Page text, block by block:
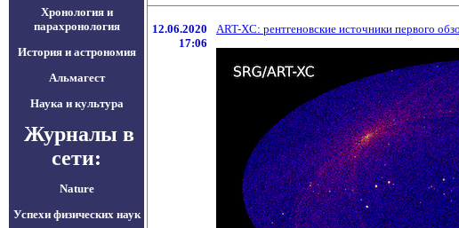
Хронология и
парахронология
История и астрономия
Альмагест
Наука и культура
Журналы в
сети:
Nature
Успехи физических наук
12.06.2020
17:06
ART-XC: рентгеновские источники первого